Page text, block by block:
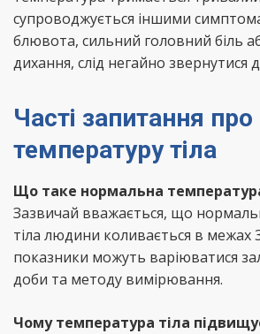
супроводжується іншими
блювота, сильний головний біль
дихання, слід негайно звернутися
Часті запитання
температуру тіла
Що таке нормальна
Зазвичай вважається, що
тіла людини коливається в межах
показники можуть варіюватися
доби та методу вимірювання.
Чому температура тіла